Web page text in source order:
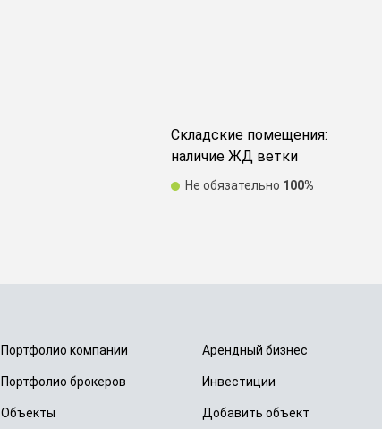
Складские помещения:
наличие ЖД ветки
Не обязательно 100%
Портфолио компании Арендный бизнес
Портфолио брокеров Инвестиции
Объекты Добавить объект